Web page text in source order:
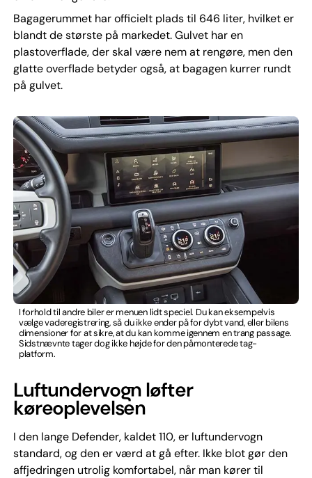
Bagagerummet har officielt plads til 646 liter, hvilket er
blandt de største på markedet. Gulvet har en
plastoverflade, der skal være nem at rengøre, men den
glatte overflade betyder også, at bagagen kurrer rundt
på gulvet.
I forhold til andre biler er menuen lidt speciel. Du kan eksempelvis
vælge vaderegistrering, så du ikke ender på for dybt vand, eller bilens
dimensioner for at sikre, at du kan komme igennem en trang passage.
Sidstnævnte tager dog ikke højde for den påmonterede tag-
platform.
Luftundervogn løfter
køreoplevelsen
I den lange Defender, kaldet 110, er luftundervogn
standard, og den er værd at gå efter. Ikke blot gør den
affjedringen utrolig komfortabel, når man kører til